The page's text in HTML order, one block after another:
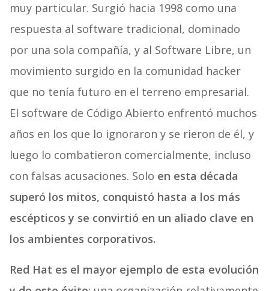
muy particular. Surgió hacia 1998 como una
respuesta al software tradicional, dominado
por una sola compañía, y al Software Libre, un
movimiento surgido en la comunidad hacker
que no tenía futuro en el terreno empresarial.
El software de Código Abierto enfrentó muchos
años en los que lo ignoraron y se rieron de él, y
luego lo combatieron comercialmente, incluso
con falsas acusaciones. Solo en esta década
superó los mitos, conquistó hasta a los más
escépticos y se convirtió en un aliado clave en
los ambientes corporativos.
Red Hat es el mayor ejemplo de esta evolución